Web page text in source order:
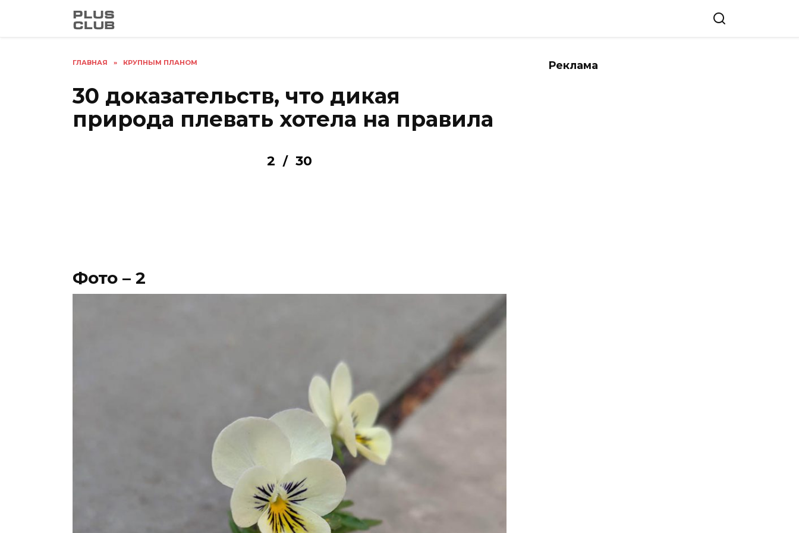
ГЛАВНАЯ » КРУПНЫМ ПЛАНОМ
30 доказательств, что дикая
природа плевать хотела на правила
2 / 30
Фото – 2
Реклама